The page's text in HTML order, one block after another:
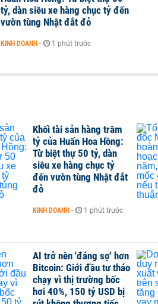
tỷ, dàn siêu xe hàng chục tỷ đến
vườn tùng Nhật đắt đỏ
KINH DOANH - 1 phút trước
Khối tài sản hàng trăm
tỷ của Huấn Hoa Hồng:
Từ biệt thự 50 tỷ, dàn
siêu xe hàng chục tỷ
đến vườn tùng Nhật đắt
đỏ
KINH DOANH - 1 phút trước
AI trở nên 'đáng sợ' hơn
Bitcoin: Giới đầu tư tháo
chạy vì thị trường bốc
hơi 40%, 150 tỷ USD bị